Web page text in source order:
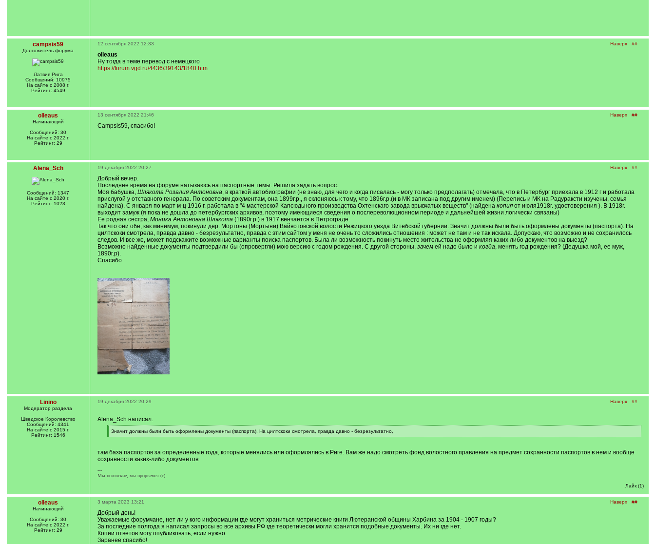
campsis59
Долгожитель форума
Латвия Рига
Сообщений: 10975
На сайте с 2008 г.
Рейтинг: 4549
Наверх ##
12 сентября 2022 12:33
olleaus
Ну тогда в теме перевод с немецкого
https://forum.vgd.ru/4436/39143/1840.htm
olleaus
Начинающий
Сообщений: 30
На сайте с 2022 г.
Рейтинг: 29
Наверх ##
13 сентября 2022 21:46
Campsis59, спасибо!
Alena_Sch
Сообщений: 1347
На сайте с 2020 г.
Рейтинг: 1023
Наверх ##
19 декабря 2022 20:27
Добрый вечер.
Последнее время на форуме натыкаюсь на паспортные темы. Решила задать вопрос.
Моя бабушка,Шлякота Розалия Антоновна, в краткой автобиографии (не знаю, для чего и когда писалась - могу только предполагать) отмечала, что в Петербург приехала в 1912 г и работала
прислугой у отставного генерала. По советским документам, она 1899г.р., я склоняюсь к тому, что 1896г.р.(и в МК записана под другим именем) (Перепись и МК на Радураксти изучены, семья
найдена). С января по март м-ц 1916 г. работала в "4 мастерской Капсюдьного производства Охтенскаго завода врывчатых веществ" (найдена копияот июля1918г. удостоверения ). В 1918г.
выходит замуж (я пока не дошла до петербургских архивов, поэтому имеющиеся сведения о послереволюционном периоде и дальнейшей жизни логически связаны)
Ее родная сестра,Моника Антоновна Шлякота(1890г.р.) в 1917 венчается в Петрограде.
Так что они обе, как минимум, покинули дер. Мортоны (Мортыни) Вайвотовской волости Режицкого уезда Витебской губернии. Значит должны были быть оформлены документы (паспорта). На
цилтскоки смотрела, правда давно - безрезультатно, правда с этим сайтом у меня не очень то сложились отношения : может не там и не так искала. Допускаю, что возможно и не сохранилось
следов. И все же, может подскажите возможные варианты поиска паспортов. Была ли возможность покинуть место жительства не оформляя каких либо документов на выезд?
Возможно найденные документы подтвердили бы (опровергли) мою версию с годом рождения. С другой стороны, зачемей надо было и когда, менять год рождения? (Дедушка мой, ее муж,
1890г.р).
Спасибо
Linino
Модератор раздела
Шведское Королевство
Сообщений: 4341
На сайте с 2015 г.
Рейтинг: 1546
Наверх ##
19 декабря 2022 20:29
Alena_Sch написал:
[
q
Значит должны были быть оформлены документы (паспорта). На цилтскоки смотрела, правда давно - безрезультатно,
[
]
там база паспортов за определенные года, которые менялись или оформлялись в Риге. Вам же надо смотреть фонд волостного правления на предмет сохранности паспортов в нем и вообще
сохранности каких-либо документов
---
Мы псковские, мы прорвемся (с)
Лайк (1)
olleaus
Начинающий
Сообщений: 30
На сайте с 2022 г.
Рейтинг: 29
Наверх ##
3 марта 2023 13:21
Добрый день!
Уважаемые форумчане, нет ли у кого информации где могут храниться метрические книги Лютеранской общины Харбина за 1904 - 1907 годы?
За последние полгода я написал запросы во все архивы РФ где теоретически могли хранится подобные документы. Их ни где нет.
Копии ответов могу опубликовать, если нужно.
Заранее спасибо!